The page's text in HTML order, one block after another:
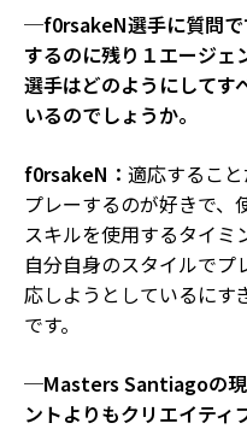
─f0rsakeN選手に質問で
するのに残り１エージ
選手はどのようにしてす
いるのでしょうか。
f0rsakeN： 適応するこ
プレーするのが好きで、
スキルを使用するタイミ
自分自身のスタイルでプ
応しようとしているにす
です。
─Masters Santiagoの現
ントよりもクリエイティ